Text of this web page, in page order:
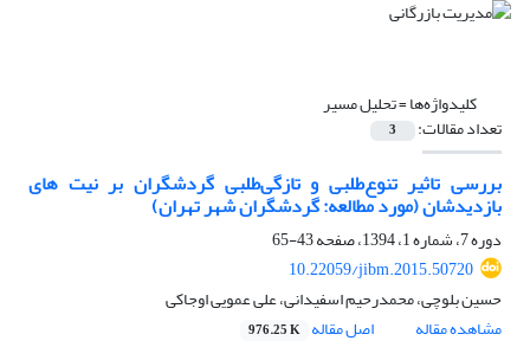
کلیدواژه‌ها =تحلیل مسیر
تعداد مقالات: 3
بررسی تاثیر تنوع‌طلبی و تازگی‌طلبی گردشگران بر نیت های
بازدیدشان (مورد مطالعه: گردشگران شهر تهران)
دوره 7، شماره 1، 1394، صفحه
43-65
10.22059/jibm.2015.50720
حسین بلوچی، محمدرحیم اسفیدانی، علی عمویی اوجاکی
مشاهده مقاله
اصل مقاله 976.25 K